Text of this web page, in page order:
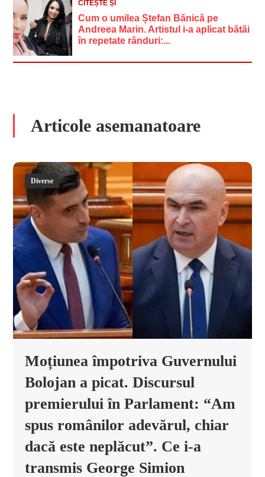
CITEȘTE ȘI
Cum o umilea Ștefan Bănică pe
Andreea Marin. Artistul i-a aplicat bătăi
în repetate rânduri:...
Articole asemanatoare
Diverse
Moțiunea împotriva Guvernului
Bolojan a picat. Discursul
premierului în Parlament: “Am
spus românilor adevărul, chiar
dacă este neplăcut”. Ce i-a
transmis George Simion